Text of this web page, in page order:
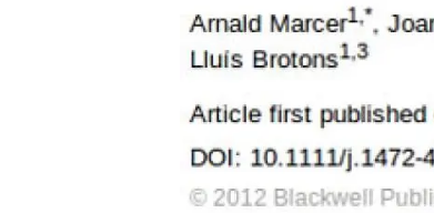
Eventos anteriores